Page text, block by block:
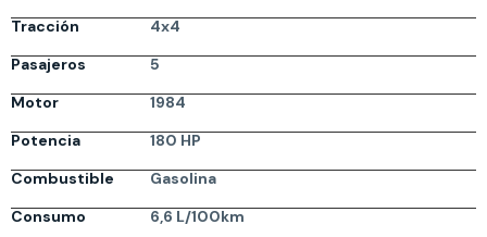
Tracción
4x4
Pasajeros
5
Motor
1984
Potencia
180 HP
Combustible
Gasolina
Consumo
6,6 L/100km